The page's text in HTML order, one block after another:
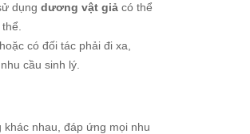
dụng dương vật giả có thể
có đối tác phải đi xa,
cầu sinh lý.
nhau, đáp ứng mọi nhu